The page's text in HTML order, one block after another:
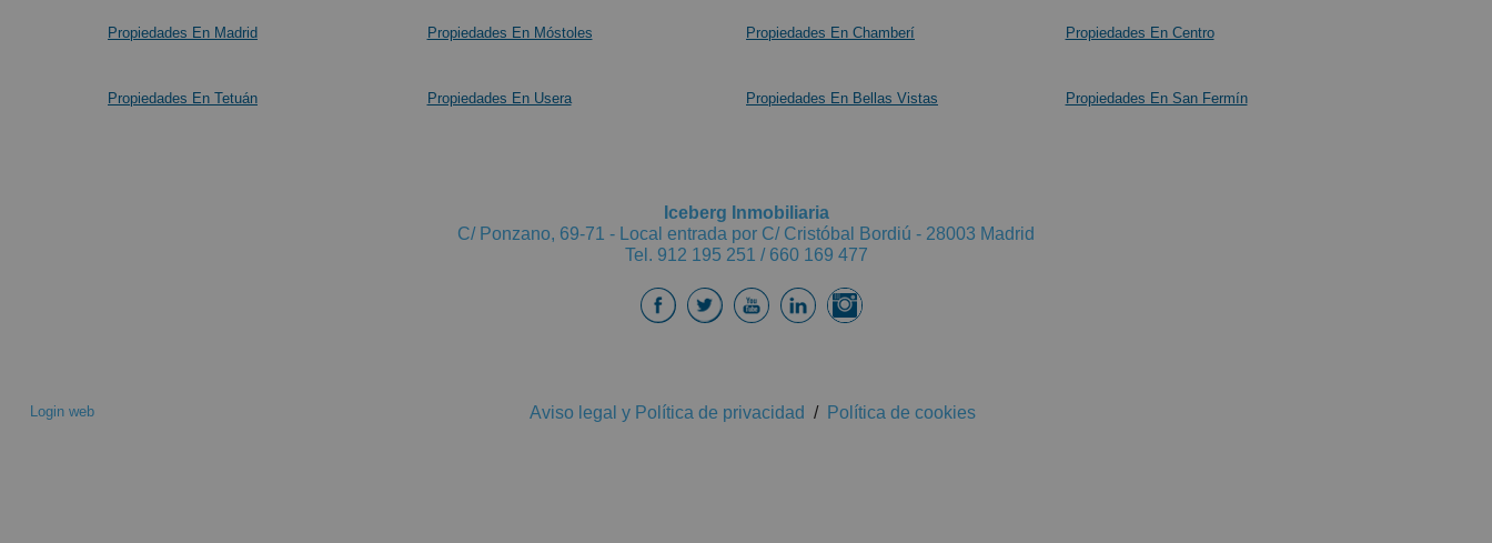
Propiedades En Madrid Propiedades En Móstoles Propiedades En Chamberí Propiedades En Centro
Propiedades En Tetuán Propiedades En Usera Propiedades En Bellas Vistas Propiedades En San Fermín
Iceberg Inmobiliaria
C/ Ponzano, 69-71 - Local entrada por C/ Cristóbal Bordiú - 28003 Madrid
Tel. 912 195 251 / 660 169 477
Login web Aviso legal y Política de privacidad / Política de cookies